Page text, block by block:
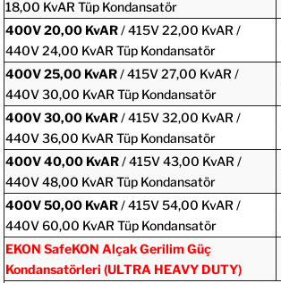
18,00 KvAR Tüp Kondansatör
400V 20,00 KvAR/ 415V 22,00 KvAR /
440V 24,00 KvAR Tüp Kondansatör
400V 25,00 KvAR/ 415V 27,00 KvAR /
440V 30,00 KvAR Tüp Kondansatör
400V 30,00 KvAR/ 415V 32,00 KvAR /
440V 36,00 KvAR Tüp Kondansatör
400V 40,00 KvAR/ 415V 43,00 KvAR /
440V 48,00 KvAR Tüp Kondansatör
400V 50,00 KvAR/ 415V 54,00 KvAR /
440V 60,00 KvAR Tüp Kondansatör
EKON SafeKON Alçak Gerilim Güç
Kondansatörleri (ULTRA HEAVY DUTY)